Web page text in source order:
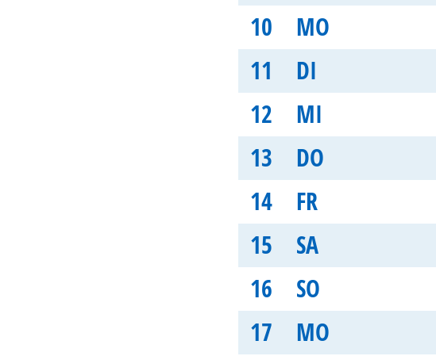
10
MO
11
DI
12
MI
13
DO
14
FR
15
SA
16
SO
17
MO